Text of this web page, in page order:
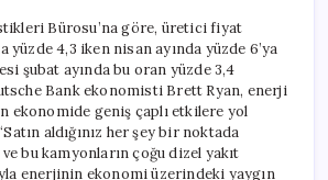
Bürosu’na göre, üretici fiyat
yüzde 4,3 iken nisan ayında yüzde 6’ya
şubat ayında bu oran yüzde 3,4
Bank ekonomisti Brett Ryan, enerji
ekonomide geniş çaplı etkilere yol
aldığınız her şey bir noktada
bu kamyonların çoğu dizel yakıt
enerjinin ekonomi üzerindeki yaygın